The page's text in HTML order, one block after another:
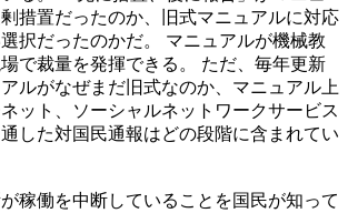
措置だったのか、旧式マニュアルに対応
択だったのかだ。 マニュアルが機械教
で裁量を発揮できる。 ただ、毎年更新
ルがなぜまだ旧式なのか、マニュアル上
ット、ソーシャルネットワークサービス
通した対国民通報はどの段階に含まれてい
稼働を中断していることを国民が知って